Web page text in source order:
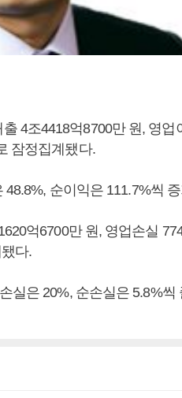
4조4418억8700만 원, 영업
잠정집계됐다.
순이익은 111.7%씩
억6700만 원, 영업손실
다.
실은 20%, 순손실은 5.8%씩